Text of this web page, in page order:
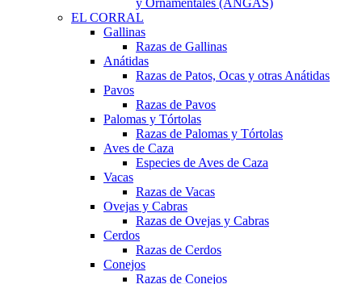
y Ornamentales (ANGAS)
EL CORRAL
Gallinas
Razas de Gallinas
Anátidas
Razas de Patos, Ocas y otras Anátidas
Pavos
Razas de Pavos
Palomas y Tórtolas
Razas de Palomas y Tórtolas
Aves de Caza
Especies de Aves de Caza
Vacas
Razas de Vacas
Ovejas y Cabras
Razas de Ovejas y Cabras
Cerdos
Razas de Cerdos
Conejos
Razas de Conejos